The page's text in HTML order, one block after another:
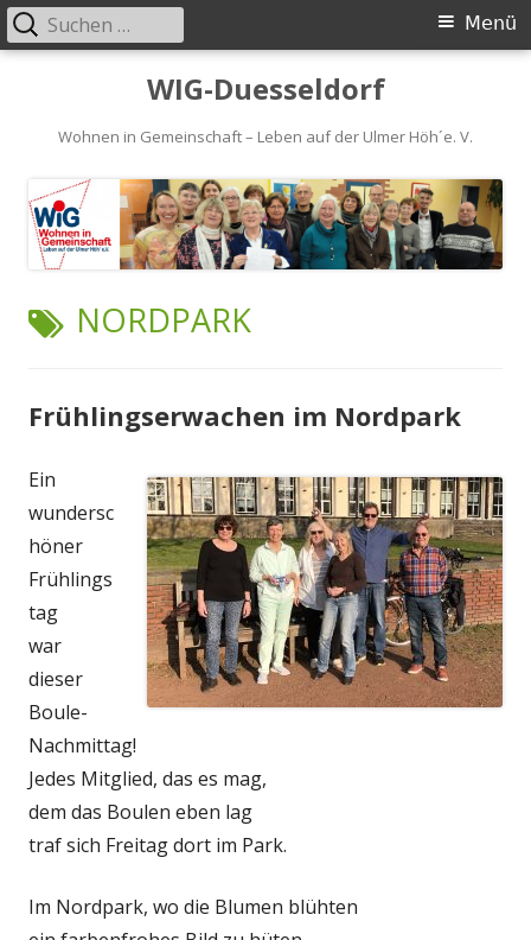
WIG-Duesseldorf
Wohnen in Gemeinschaft – Leben auf der Ulmer Höh´e. V.
Primäres
Menü
Suchen
nach:
SCHLAGWORT:
NORDPARK
Frühlingserwachen im Nordpark
Ein
wundersc
höner
Frühlings
tag
war
dieser
Boule-
Nachmittag!
Jedes Mitglied, das es mag,
dem das Boulen eben lag
traf sich Freitag dort im Park.
Im Nordpark, wo die Blumen blühten